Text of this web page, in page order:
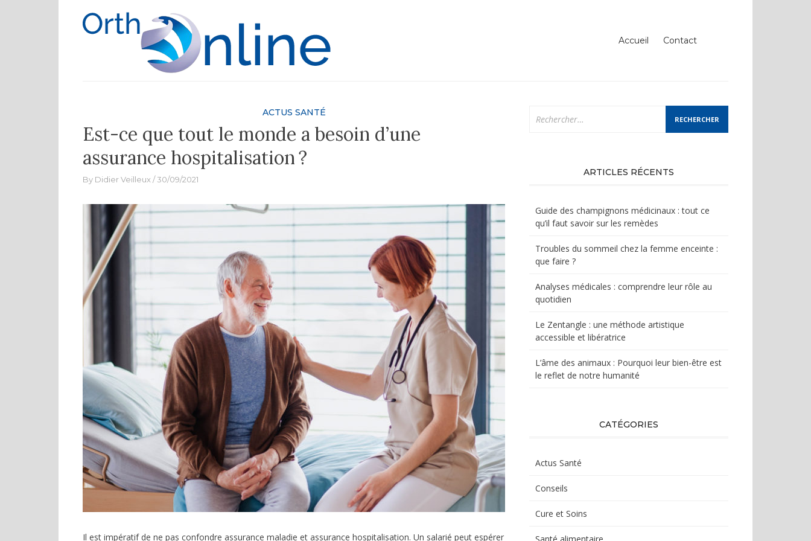
Skip
Accueil Contact
ACTUS SANTÉ
Est-ce que tout le monde a besoin d’une
assurance hospitalisation ?
By Didier Veilleux 30/09/2021
Il est impératif de ne pas confondre assurance maladie et assurance hospitalisation. Un salarié peut espérer
ARTICLES RÉCENTS
Guide des champignons médicinaux : tout ce
qu’il faut savoir sur les remèdes
Troubles du sommeil chez la femme enceinte :
que faire ?
Analyses médicales : comprendre leur rôle au
quotidien
Le Zentangle : une méthode artistique
accessible et libératrice
L’âme des animaux : Pourquoi leur bien-être est
le reflet de notre humanité
CATÉGORIES
Actus Santé
Conseils
Cure et Soins